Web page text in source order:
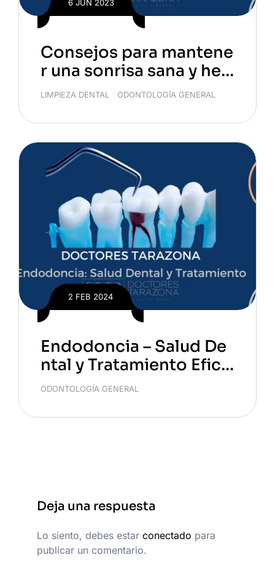
6 JUN 2023
Consejos para mantene
r una sonrisa sana y her
mosa
LIMPIEZA DENTAL ODONTOLOGÍA GENERAL
2 FEB 2024
Endodoncia – Salud De
ntal y Tratamiento Efica
z
ODONTOLOGÍA GENERAL
Deja una respuesta
Lo siento, debes estar conectado para
publicar un comentario.